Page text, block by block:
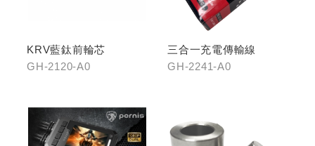
KRV藍鈦前輪芯
GH-2120-A0
三合一充電傳輸線
GH-2241-A0